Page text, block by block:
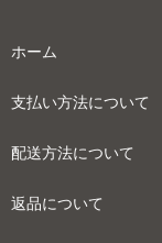
ホーム
支払い方法について
配送方法について
返品について